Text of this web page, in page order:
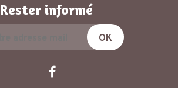
Rester informé